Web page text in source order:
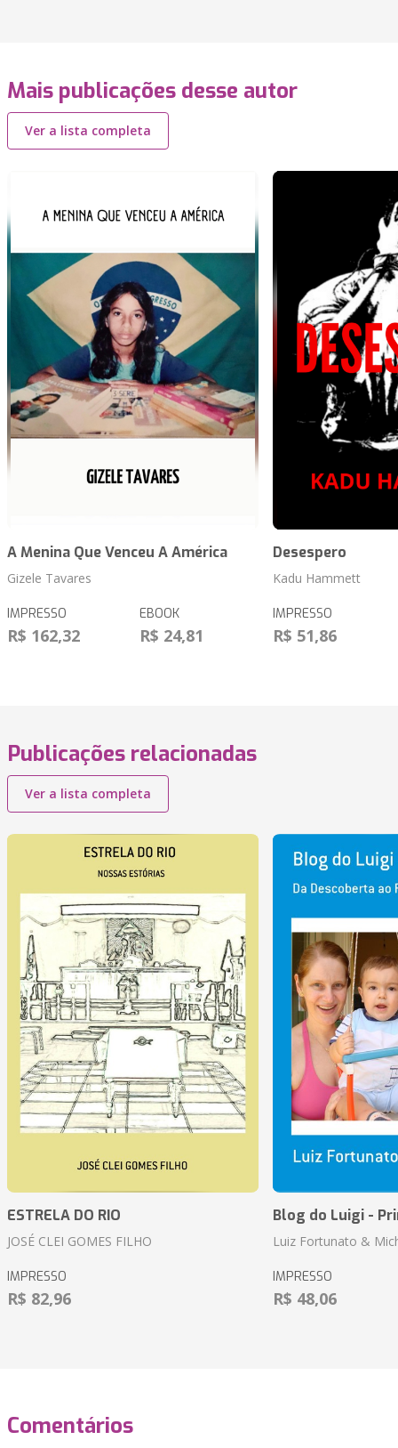
Mais publicações desse autor
Ver a lista completa
A Menina Que Venceu A América
Gizele Tavares
IMPRESSO
R$ 162,32
EBOOK
R$ 24,81
Desespero
Kadu Hammett
IMPRESSO
R$ 51,86
Publicações relacionadas
Ver a lista completa
ESTRELA DO RIO
JOSÉ CLEI GOMES FILHO
IMPRESSO
R$ 82,96
Blog do Luigi -
Luiz Fortunato &
IMPRESSO
R$ 48,06
Comentários